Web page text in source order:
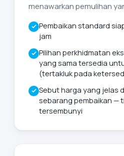
menawarkan pemulihan
Pembaikan standard
jam
Pilihan perkhidmatan
yang sama tersedia
(tertakluk pada
Sebut harga yang jelas
sebarang pembaikan —
tersembunyi